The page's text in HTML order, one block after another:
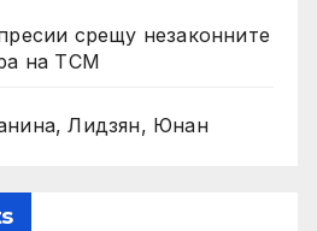
срещу незаконните
на TCM
Лидзян, Юнан